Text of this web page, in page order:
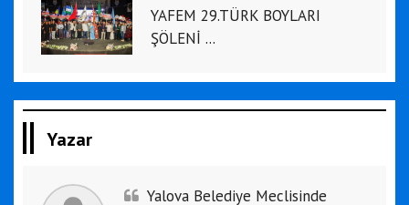
YAFEM 29.TÜRK BOYLARI
ŞÖLENİ ...
Yazar
Yalova Belediye Meclisinde